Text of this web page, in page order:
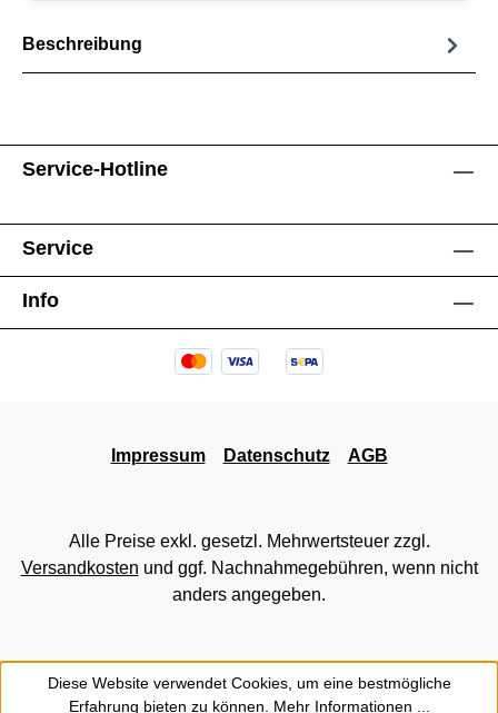
Beschreibung
Service-Hotline
Service
Info
Impressum Datenschutz AGB
Alle Preise exkl. gesetzl. Mehrwertsteuer zzgl.
Versandkosten und ggf. Nachnahmegebühren, wenn nicht
anders angegeben.
Diese Website verwendet Cookies, um eine bestmögliche
Erfahrung bieten zu können. Mehr Informationen ...